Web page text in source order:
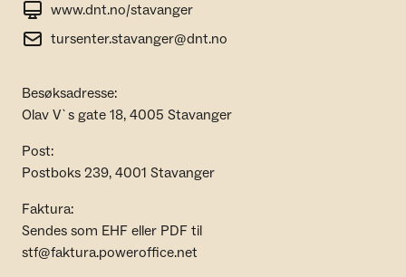
www.dnt.no/stavanger
tursenter.stavanger@dnt.no
Besøksadresse:
Olav V`s gate 18, 4005 Stavanger
Post:
Postboks 239, 4001 Stavanger
Faktura:
Sendes som EHF eller PDF til
stf@faktura.poweroffice.net